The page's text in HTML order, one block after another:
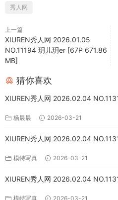
秀人网
上一篇
XIUREN秀人网 2026.01.05
NO.11194 玥儿玥er [67P 671.86
MB]
猜你喜欢
XIUREN秀人网 2026.02.04
杨晨晨 2026-03-21
XIUREN秀人网 2026.02.04
模特写真 2026-03-21
XIUREN秀人网 2026.02.04
模特写真 2026-03-21